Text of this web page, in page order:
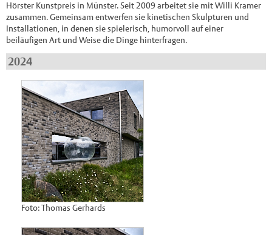
Hörster Kunstpreis in Münster. Seit 2009 arbeitet sie mit Willi Kramer
zusammen. Gemeinsam entwerfen sie kinetischen Skulpturen und
Installationen, in denen sie spielerisch, humorvoll auf einer
beiläufigen Art und Weise die Dinge hinterfragen.
2024
Foto: Thomas Gerhards